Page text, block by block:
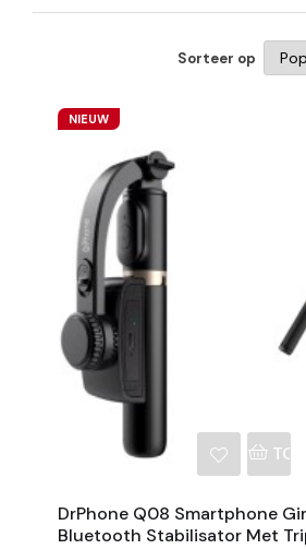
Sorteer op
NIEUW
DrPhone Q08 Smartphone
Bluetooth Stabilisator Met